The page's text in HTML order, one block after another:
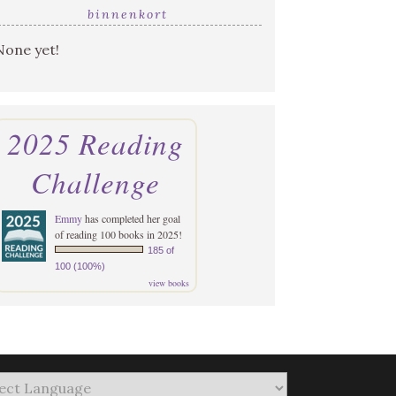
binnenkort
yet!
2025 Reading
Challenge
Emmyhas completed her goal
of reading 100 books in 2025!
185 of
100 (100%)
view books